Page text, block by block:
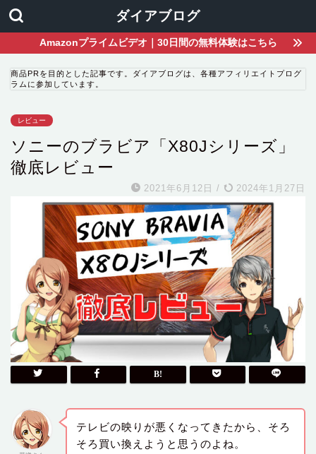
ダイアブログ
Amazonプライムビデオ｜30日間の無料体験はこちら
商品PRを目的とした記事です。ダイアブログは、各種アフィリエイトプログ
ラムに参加しています。
レビュー
ソニーのブラビア「X80Jシリーズ」
徹底レビュー
2021年6月12日 / 2024年1月27日
テレビの映りが悪くなってきたから、そろ
そろ買い換えようと思うのよね。